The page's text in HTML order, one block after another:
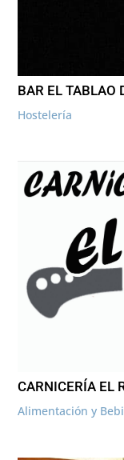
BAR EL TABLAO
Hostelería
CARNICERÍA EL
Alimentación y